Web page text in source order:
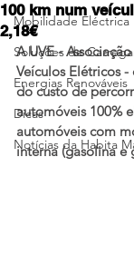
Mobilidade Eléctrica
Soluções de
Energias Renováveis
Dicas
Notícias da Habita
100 km num
2,18€
A UVE -
Veículos Elétricos
do custo de
automóveis 100%
automóveis com
interna (gasolina e